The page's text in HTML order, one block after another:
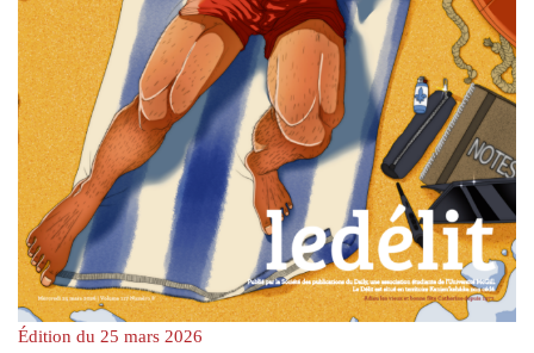
Édition du 25 mars 2026